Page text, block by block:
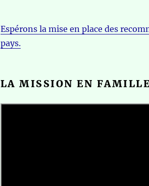
Espérons la mise en place des
pays.
LA MISSION EN